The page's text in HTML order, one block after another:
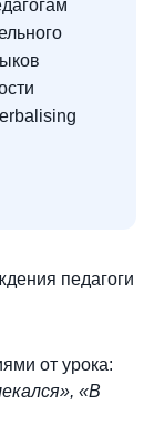
педагоги
от урока:
«В